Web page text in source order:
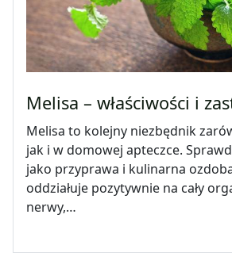
Melisa – właściwości i
Melisa to kolejny niezbędnik
jak i w domowej apteczce.
jako przyprawa i kulinarna
oddziałuje pozytywnie na cały
nerwy,…